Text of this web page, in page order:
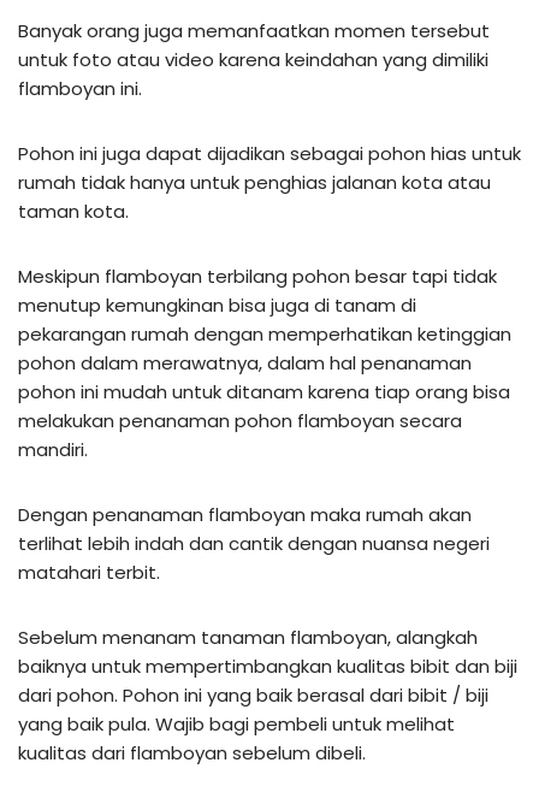
Banyak orang juga memanfaatkan momen tersebut
untuk foto atau video karena keindahan yang dimiliki
flamboyan ini.
Pohon ini juga dapat dijadikan sebagai pohon hias untuk
rumah tidak hanya untuk penghias jalanan kota atau
taman kota.
Meskipun flamboyan terbilang pohon besar tapi tidak
menutup kemungkinan bisa juga di tanam di
pekarangan rumah dengan memperhatikan ketinggian
pohon dalam merawatnya, dalam hal penanaman
pohon ini mudah untuk ditanam karena tiap orang bisa
melakukan penanaman pohon flamboyan secara
mandiri.
Dengan penanaman flamboyan maka rumah akan
terlihat lebih indah dan cantik dengan nuansa negeri
matahari terbit.
Sebelum menanam tanaman flamboyan, alangkah
baiknya untuk mempertimbangkan kualitas bibit dan biji
dari pohon. Pohon ini yang baik berasal dari bibit / biji
yang baik pula. Wajib bagi pembeli untuk melihat
kualitas dari flamboyan sebelum dibeli.